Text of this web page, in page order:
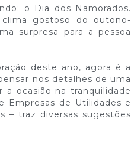
o Dia dos Namorados.
gostoso do outono-
surpresa para a pessoa
deste ano, agora é a
nos detalhes de uma
ocasião na tranquilidade
Empresas de Utilidades e
– traz diversas sugestões